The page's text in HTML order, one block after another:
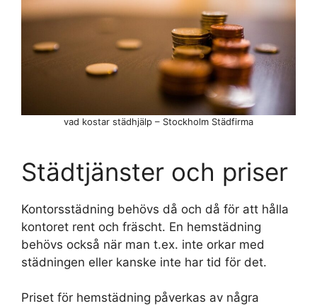
vad kostar städhjälp – Stockholm Städfirma
Städtjänster och priser
Kontorsstädning behövs då och då för att hålla
kontoret rent och fräscht. En hemstädning
behövs också när man t.ex. inte orkar med
städningen eller kanske inte har tid för det.
Priset för hemstädning påverkas av några